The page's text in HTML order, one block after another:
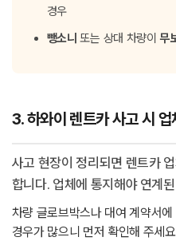
경우
뺑소니 또는 상대 차량이 무
3. 하와이 렌트카 사고 시 업
사고 현장이 정리되면 렌트카
합니다. 업체에 통지해야 연계
차량 글로브박스나 대여 계약서
경우가 많으니 먼저 확인해 주세